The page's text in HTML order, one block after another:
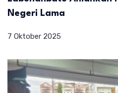
Negeri Lama
7 Oktober 2025